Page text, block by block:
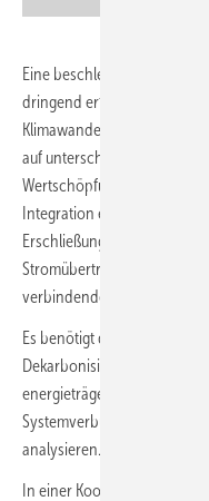
Eine beschleunigte
dringend erforderliche
Klimawandels
auf unterschiedlichen
Wertschöpfungskette. Die
Integration erneuerbarer
Erschließung neuer
Stromübertragungsnetz als
verbindendes Element
Es benötigt daher
Dekarbonisierungspfade,
Systemverbund mit hoher
analysieren.
In einer Kooperation